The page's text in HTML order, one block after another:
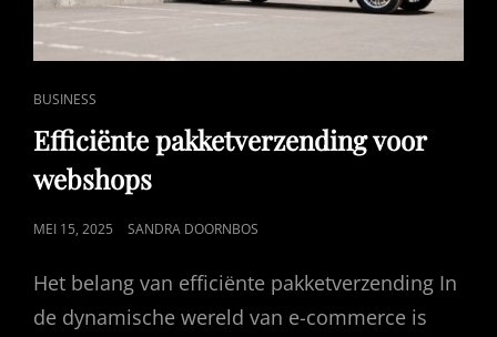
CAT
LINKS
BUSINESS
Efficiënte pakketverzending voor
webshops
GEPUBLICEERD
MEI 15, 2025 SANDRA DOORNBOS
Het belang van efficiënte pakketverzending In
de dynamische wereld van e-commerce is